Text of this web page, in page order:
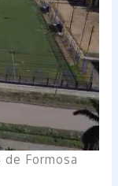
Formosa